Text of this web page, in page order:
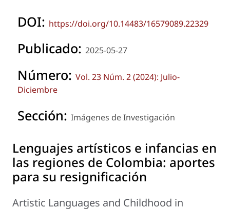
DOI: https://doi.org/10.14483/16579089.22329
Publicado: 2025-05-27
Número: Vol. 23 Núm. 2 (2024): Julio-
Diciembre
Sección: Imágenes de Investigación
Lenguajes artísticos e infancias en
las regiones de Colombia: aportes
para su resignificación
Artistic Languages and Childhood in